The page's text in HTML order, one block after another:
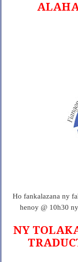
Ho fankalazana ny
henoy @ 10h30
NY